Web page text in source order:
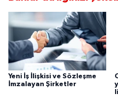
Yeni İş İlişkisi ve Sözleşme
İmzalayan Şirketler